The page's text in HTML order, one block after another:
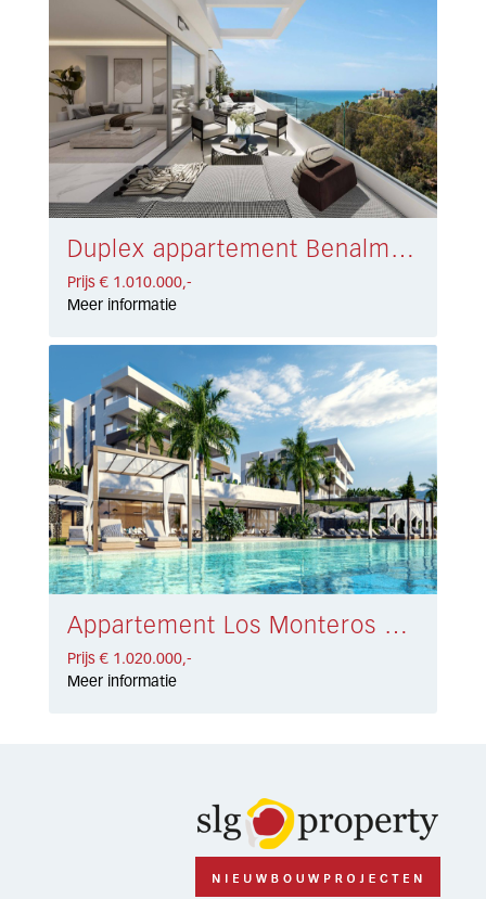
Duplex appartement Benalmadena Costa € 1.010.000,-
Prijs € 1.010.000,-
Meer informatie
Appartement Los Monteros € 1.020.000,-
Prijs € 1.020.000,-
Meer informatie